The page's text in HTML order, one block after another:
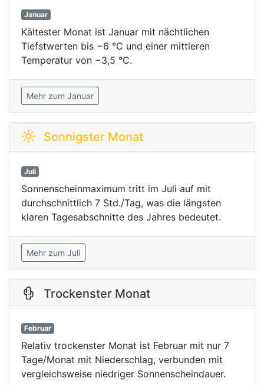
Januar
Kältester Monat ist Januar mit nächtlichen
Tiefstwerten bis −6 °C und einer mittleren
Temperatur von −3,5 °C.
Mehr zum Januar
Sonnigster Monat
Juli
Sonnenscheinmaximum tritt im Juli auf mit
durchschnittlich 7 Std./Tag, was die längsten
klaren Tagesabschnitte des Jahres bedeutet.
Mehr zum Juli
Trockenster Monat
Februar
Relativ trockenster Monat ist Februar mit nur 7
Tage/Monat mit Niederschlag, verbunden mit
vergleichsweise niedriger Sonnenscheindauer.